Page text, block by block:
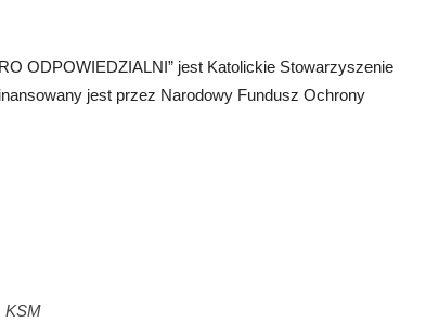
ODPOWIEDZIALNI” jest Katolickie Stowarzyszenie
jest przez Narodowy Fundusz Ochrony
KSM